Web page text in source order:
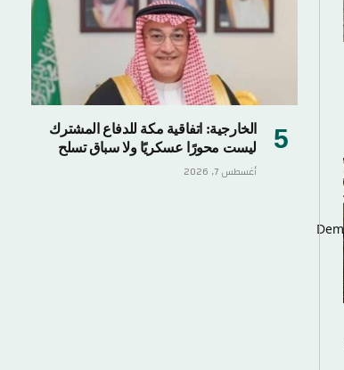
الخارجية: اتفاقية مكة للدفاع المشترك
ليست محورًا عسكريًا ولا سباق تسلح
أغسطس 7, 2026